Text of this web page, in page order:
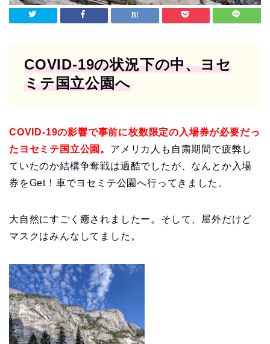
COVID-19の状況下の中、ヨセ
ミテ国立公園へ
COVID-19の影響で事前に枚数限定の入場券が必要だっ
たヨセミテ国立公園。 アメリカ人も自粛期間で疲弊し
ていたのか結構争奪戦は過酷でしたが、なんとか入場
券をGet！車でヨセミテ公園へ行ってきました。
大自然にすごく癒されましたー。そして、屋外だけど
マスクはみんなしてました。